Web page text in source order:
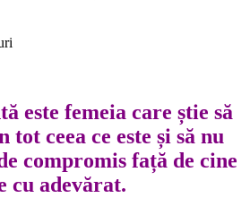
este femeia care știe să
ceea ce este și să nu
compromis față de cine
cu adevărat.